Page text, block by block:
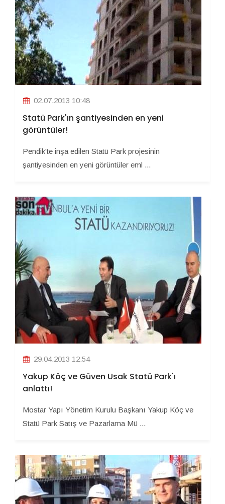
02.07.2013 10:48
Statü Park'ın şantiyesinden en yeni
görüntüler!
Pendik'te inşa edilen Statü Park projesinin
şantiyesinden en yeni görüntüler eml ...
29.04.2013 12:54
Yakup Köç ve Güven Usak Statü Park'ı
anlattı!
Mostar Yapı Yönetim Kurulu Başkanı Yakup Köç ve
Statü Park Satış ve Pazarlama Mü ...